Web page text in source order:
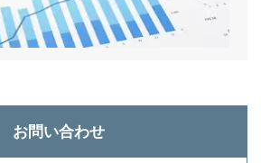
お問い合わせ